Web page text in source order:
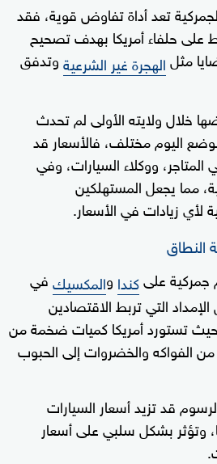
تعد أداة تفاوض قوية، فقد
على حلفاء أمريكا بهدف تصحيح
مثلالهجرة غير الشرعيةوتدفق
خلال ولايته الأولى لم تحدث
اليوم مختلف، فالأسعار قد
ووكلاء السيارات، وفي
مما يجعل المستهلكين
لأي زيادات في الأسعار.
النطاق
علىكندا والمكسيكفي
التي تربط الاقتصادين
حيث تستورد أمريكا كميات ضخمة من
الفواكه والخضروات إلى الحبوب
قد تزيد أسعار السيارات
تقريبا، وتؤثر بشكل سلبي على أسعار